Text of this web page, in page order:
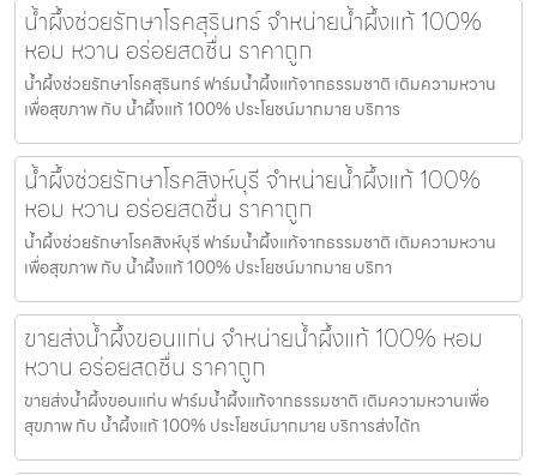
น้ำผึ้งช่วยรักษาโรคสุรินทร์ จำหน่ายน้ำผึ้งแท้ 100%
หอม หวาน อร่อยสดชื่น ราคาถูก
น้ำผึ้งช่วยรักษาโรคสุรินทร์ ฟาร์มน้ำผึ้งแท้จากธรรมชาติ เติมความหวาน
เพื่อสุขภาพ กับ น้ำผึ้งแท้ 100% ประโยชน์มากมาย บริการ
น้ำผึ้งช่วยรักษาโรคสิงห์บุรี จำหน่ายน้ำผึ้งแท้ 100%
หอม หวาน อร่อยสดชื่น ราคาถูก
น้ำผึ้งช่วยรักษาโรคสิงห์บุรี ฟาร์มน้ำผึ้งแท้จากธรรมชาติ เติมความหวาน
เพื่อสุขภาพ กับ น้ำผึ้งแท้ 100% ประโยชน์มากมาย บริกา
ขายส่งน้ำผึ้งขอนแก่น จำหน่ายน้ำผึ้งแท้ 100% หอม
หวาน อร่อยสดชื่น ราคาถูก
ขายส่งน้ำผึ้งขอนแก่น ฟาร์มน้ำผึ้งแท้จากธรรมชาติ เติมความหวานเพื่อ
สุขภาพ กับ น้ำผึ้งแท้ 100% ประโยชน์มากมาย บริการส่งได้ท